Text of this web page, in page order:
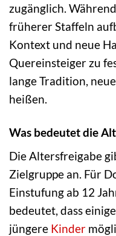
zugänglich.
früherer Staffeln
Kontext und neue
Quereinsteiger zu
lange Tradition,
heißen.
Was bedeutet die
Die Altersfreigabe
Zielgruppe an. Für
Einstufung ab 12
bedeutet, dass
jüngere Kinder